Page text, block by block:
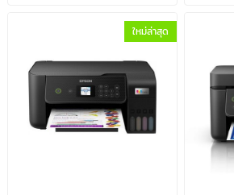
ใหม่ล่าสุด